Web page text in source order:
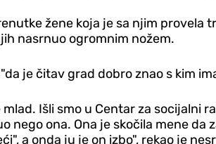
žene koja je sa njim
nasrnuo ogromnim nožem.
je čitav grad dobro znao s kim
Išli smo u Centar za socijalni
nego ona. Ona je skočila mene
a onda ju je on izbo", rekao je